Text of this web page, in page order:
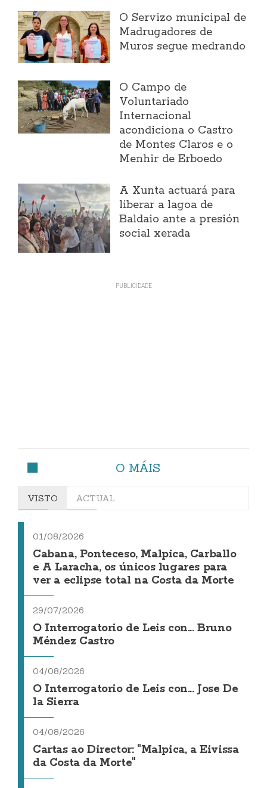
O Servizo municipal de
Madrugadores de
Muros segue medrando
O Campo de
Voluntariado
Internacional
acondiciona o Castro
de Montes Claros e o
Menhir de Erboedo
A Xunta actuará para
liberar a lagoa de
Baldaio ante a presión
social xerada
O MÁIS
VISTO ACTUAL
01/08/2026
Cabana, Ponteceso, Malpica, Carballo
e A Laracha, os únicos lugares para
ver a eclipse total na Costa da Morte
29/07/2026
O Interrogatorio de Leis con... Bruno
Méndez Castro
04/08/2026
O Interrogatorio de Leis con... Jose De
la Sierra
04/08/2026
Cartas ao Director: "Malpica, a Eivissa
da Costa da Morte"